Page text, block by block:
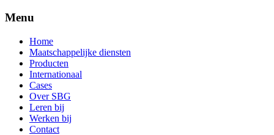
Menu
Home
Maatschappelijke diensten
Producten
Internationaal
Cases
Over SBG
Leren bij
Werken bij
Contact